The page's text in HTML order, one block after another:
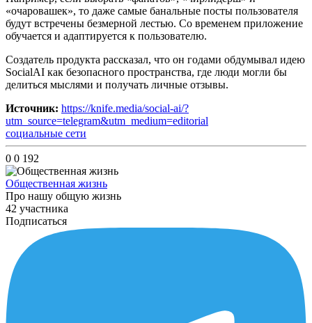
«очаровашек», то даже самые банальные посты пользователя
будут встречены безмерной лестью. Со временем приложение
обучается и адаптируется к пользователю.
Создатель продукта рассказал, что он годами обдумывал идею
SocialAI как безопасного пространства, где люди могли бы
делиться мыслями и получать личные отзывы.
Источник: https://knife.media/social-ai/?
utm_source=telegram&utm_medium=editorial
социальные сети
0 0 192
Общественная жизнь
Про нашу общую жизнь
42 участника
Подписаться